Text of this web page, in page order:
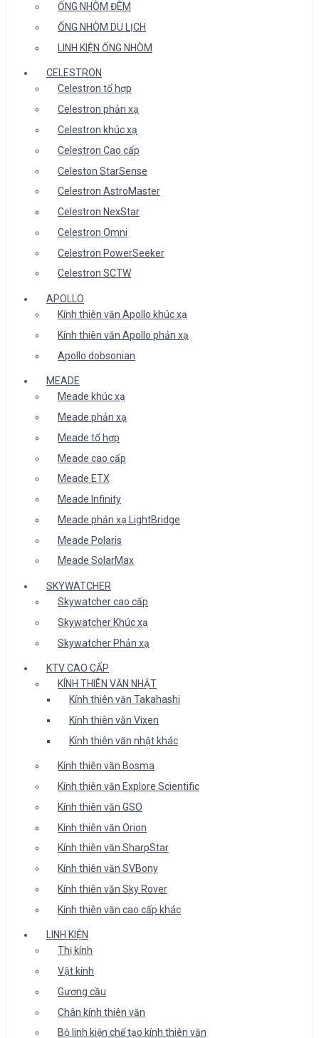
ỐNG NHÒM ĐÊM
ỐNG NHÒM DU LỊCH
LINH KIỆN ỐNG NHÒM
CELESTRON
Celestron tổ hợp
Celestron phản xạ
Celestron khúc xạ
Celestron Cao cấp
Celeston StarSense
Celestron AstroMaster
Celestron NexStar
Celestron Omni
Celestron PowerSeeker
Celestron SCTW
APOLLO
Kính thiên văn Apollo khúc xạ
Kính thiên văn Apollo phản xạ
Apollo dobsonian
MEADE
Meade khúc xạ
Meade phản xạ
Meade tổ hợp
Meade cao cấp
Meade ETX
Meade Infinity
Meade phản xạ LightBridge
Meade Polaris
Meade SolarMax
SKYWATCHER
Skywatcher cao cấp
Skywatcher Khúc xạ
Skywatcher Phản xạ
KTV CAO CẤP
KÍNH THIÊN VĂN NHẬT
Kính thiên văn Takahashi
Kính thiên văn Vixen
Kính thiên văn nhật khác
Kính thiên văn Bosma
Kính thiên văn Explore Scientific
Kính thiên văn GSO
Kính thiên văn Orion
Kính thiên văn SharpStar
Kính thiên văn SVBony
Kính thiên văn Sky Rover
Kính thiên văn cao cấp khác
LINH KIỆN
Thị kính
Vật kính
Gương cầu
Chân kính thiên văn
Bộ linh kiện chế tạo kính thiên văn